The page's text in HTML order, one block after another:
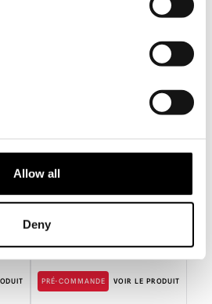
Allow all
Deny
VOIR LE PRODUIT
PRÉ-COMMANDE
Masques Immortels – Masque
£395.00
PRÉ-COMMANDE VOIR LE PRODUIT